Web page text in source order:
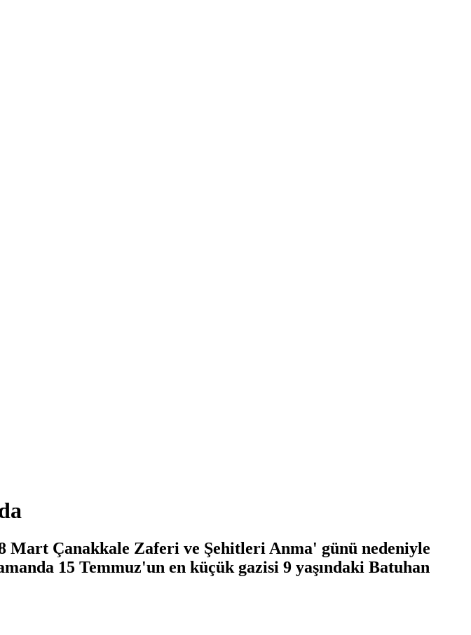
Mart Çanakkale Zaferi ve Şehitleri Anma' günü nedeniyle
15 Temmuz'un en küçük gazisi 9 yaşındaki Batuhan